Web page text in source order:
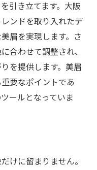
引き立てます。大阪
ンドを取り入れたデ
眉を実現します。さ
合わせて調整され、
を提供します。美眉
要なポイントであ
ールとなっていま
けに留まりません。